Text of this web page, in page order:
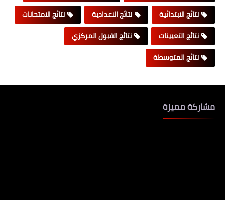
نتائج الابتدائية
نتائج الاعدادية
نتائج الامتحانات
نتائج التعيينات
نتائج القبول المركزي
نتائج المتوسطة
مشاركة مميزة